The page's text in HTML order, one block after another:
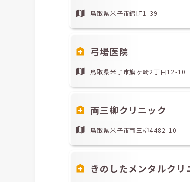
鳥取県米子市錦町1-39
弓場医院
鳥取県米子市旗ヶ崎2丁目12-10
両三柳クリニック
鳥取県米子市両三柳4482-10
きのしたメンタルクリ